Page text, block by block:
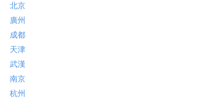
北京
廣州
成都
天津
武漢
南京
杭州